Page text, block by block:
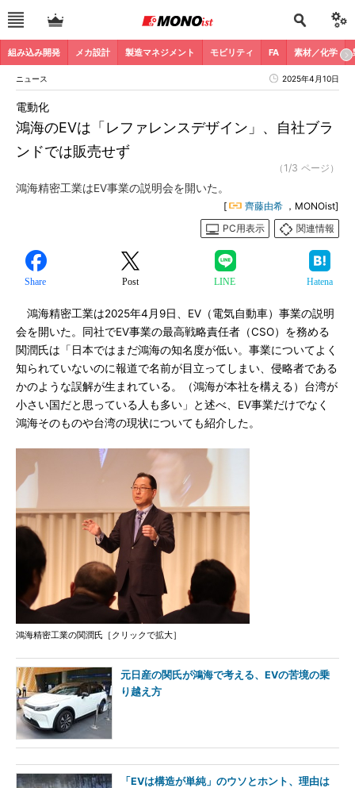
組み込み開発 メカ設計 製造マネジメント モビリティ FA 素材／化学
ニュース 2025年4月10日
鴻海のEVは「レファレンスデザイン」、自社ブラ
ンドでは販売せず
電動化
（1/3 ページ）
鴻海精密工業はEV事業の説明会を開いた。
[ 齊藤由希 ，MONOist]
PC用表示
関連情報
Share Post LINE Hatena
鴻海精密工業は2025年4月9日、EV（電気自動車）事業の説明
会を開いた。同社でEV事業の最高戦略責任者（CSO）を務める
関潤氏は「日本ではまだ鴻海の知名度が低い。事業についてよく
知られていないのに報道で名前が目立ってしまい、侵略者である
かのような誤解が生まれている。（鴻海が本社を構える）台湾が
小さい国だと思っている人も多い」と述べ、EV事業だけでなく
鴻海そのものや台湾の現状についても紹介した。
鴻海精密工業の関潤氏［クリックで拡大］
元日産の関氏が鴻海で考える、EVの苦境の乗
り越え方
「EVは構造が単純」のウソとホント、理由は